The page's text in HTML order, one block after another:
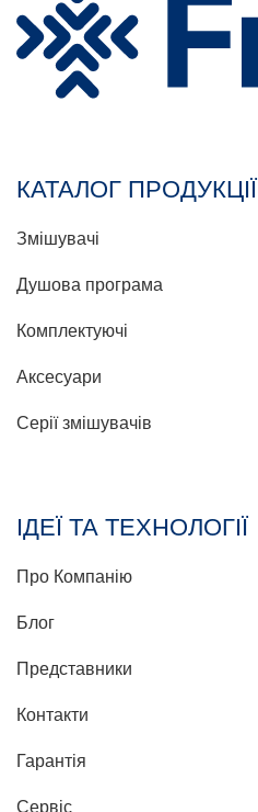
КАТАЛОГ ПРОДУКЦІЇ
Змішувачі
Душова програма
Комплектуючі
Аксесуари
Серії змішувачів
ІДЕЇ ТА ТЕХНОЛОГІЇ
Про Компанію
Блог
Представники
Контакти
Гарантія
Сервіс